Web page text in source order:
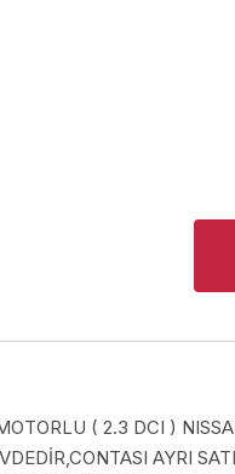
( 2.3 DCI )
AYRI